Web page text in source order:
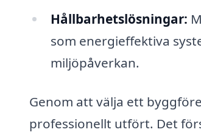
Hållbarhetslösningar:
som energieffektiva
miljöpåverkan.
Genom att välja ett
professionellt utfört. Det